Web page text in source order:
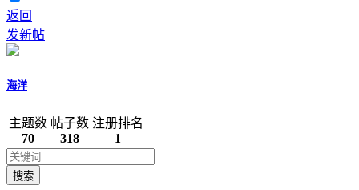
返回
发新帖
海洋
主题数
70
帖子数
318
注册排名
1
搜索